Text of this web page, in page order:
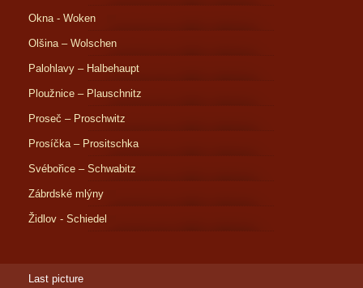
Okna - Woken
Olšina – Wolschen
Palohlavy – Halbehaupt
Ploužnice – Plauschnitz
Proseč – Proschwitz
Prosíčka – Prositschka
Svébořice – Schwabitz
Zábrdské mlýny
Židlov - Schiedel
Last picture